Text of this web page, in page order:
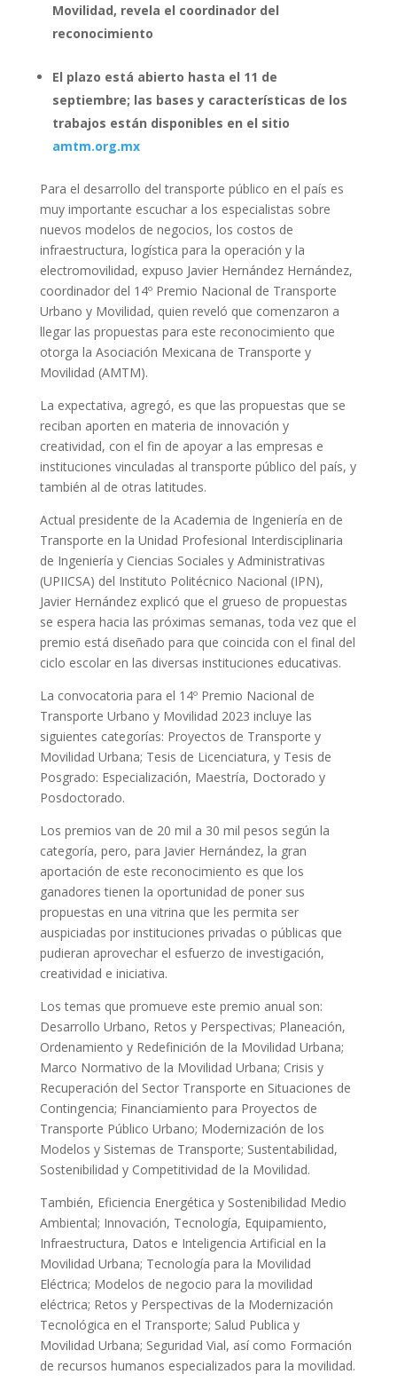
Movilidad, revela el coordinador del
reconocimiento
El plazo está abierto hasta el 11 de
septiembre; las bases y características de los
trabajos están disponibles en el sitio
amtm.org.mx
Para el desarrollo del transporte público en el país es
muy importante escuchar a los especialistas sobre
nuevos modelos de negocios, los costos de
infraestructura, logística para la operación y la
electromovilidad, expuso Javier Hernández Hernández,
coordinador del 14º Premio Nacional de Transporte
Urbano y Movilidad, quien reveló que comenzaron a
llegar las propuestas para este reconocimiento que
otorga la Asociación Mexicana de Transporte y
Movilidad (AMTM).
La expectativa, agregó, es que las propuestas que se
reciban aporten en materia de innovación y
creatividad, con el fin de apoyar a las empresas e
instituciones vinculadas al transporte público del país, y
también al de otras latitudes.
Actual presidente de la Academia de Ingeniería en de
Transporte en la Unidad Profesional Interdisciplinaria
de Ingeniería y Ciencias Sociales y Administrativas
(UPIICSA) del Instituto Politécnico Nacional (IPN),
Javier Hernández explicó que el grueso de propuestas
se espera hacia las próximas semanas, toda vez que el
premio está diseñado para que coincida con el final del
ciclo escolar en las diversas instituciones educativas.
La convocatoria para el 14º Premio Nacional de
Transporte Urbano y Movilidad 2023 incluye las
siguientes categorías: Proyectos de Transporte y
Movilidad Urbana; Tesis de Licenciatura, y Tesis de
Posgrado: Especialización, Maestría, Doctorado y
Posdoctorado.
Los premios van de 20 mil a 30 mil pesos según la
categoría, pero, para Javier Hernández, la gran
aportación de este reconocimiento es que los
ganadores tienen la oportunidad de poner sus
propuestas en una vitrina que les permita ser
auspiciadas por instituciones privadas o públicas que
pudieran aprovechar el esfuerzo de investigación,
creatividad e iniciativa.
Los temas que promueve este premio anual son:
Desarrollo Urbano, Retos y Perspectivas; Planeación,
Ordenamiento y Redefinición de la Movilidad Urbana;
Marco Normativo de la Movilidad Urbana; Crisis y
Recuperación del Sector Transporte en Situaciones de
Contingencia; Financiamiento para Proyectos de
Transporte Público Urbano; Modernización de los
Modelos y Sistemas de Transporte; Sustentabilidad,
Sostenibilidad y Competitividad de la Movilidad.
También, Eficiencia Energética y Sostenibilidad Medio
Ambiental; Innovación, Tecnología, Equipamiento,
Infraestructura, Datos e Inteligencia Artificial en la
Movilidad Urbana; Tecnología para la Movilidad
Eléctrica; Modelos de negocio para la movilidad
eléctrica; Retos y Perspectivas de la Modernización
Tecnológica en el Transporte; Salud Publica y
Movilidad Urbana; Seguridad Vial, así como Formación
de recursos humanos especializados para la movilidad.